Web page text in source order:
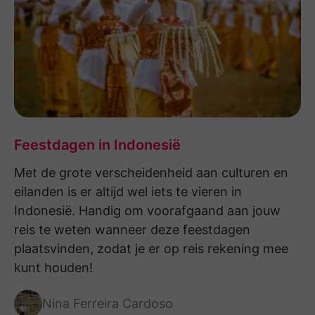
cultuur, naar parel witte stranden! Hele
fijne mensen mogen ontmoeten. En als
kers op de taart een aantal dagen op
een paradijselijk eilandje om de chillen en
te duiken! Erg leuk, bij thuiskomst lag er
een welkom thuis kaartje in de
andere medewerkers, bedankt voor
herinneringen gemaakt.
Ik heb genoten van de reis naar
Indonesië, alles was weer perfect
chauffeur op Flores had wat pech met
Feestdagen in Indonesië
Met de grote verscheidenheid aan culturen en
eilanden is er altijd wel iets te vieren in
Indonesië. Handig om voorafgaand aan jouw
reis te weten wanneer deze feestdagen
plaatsvinden, zodat je er op reis rekening mee
kunt houden!
Nina Ferreira Cardoso